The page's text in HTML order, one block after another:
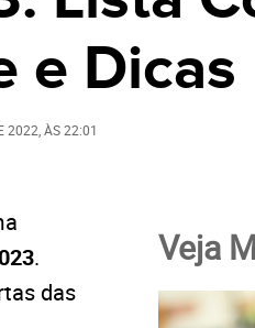
e Dicas
2022 , ÀS22:01
.
das
Veja